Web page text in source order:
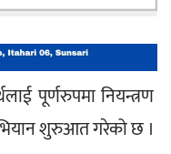
पूर्णरुपमा नियन्त्रण
शुरुआत गरेको छ ।